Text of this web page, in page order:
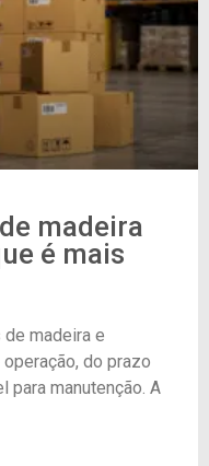
madeira
é mais
madeira e
do prazo
para manutenção. A